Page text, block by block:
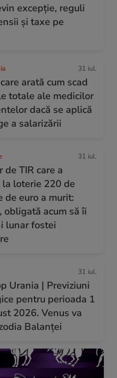
excepție, reguli
și taxe pe
31 iul.
arată cum scad
totale ale medicilor
dacă se aplică
a salarizării
31 iul.
de TIR care a
loterie 220 de
de euro a murit:
obligată acum să îi
lunar fostei
31 iul.
Urania | Previziuni
pentru perioada 1
2026. Venus va
Balanței